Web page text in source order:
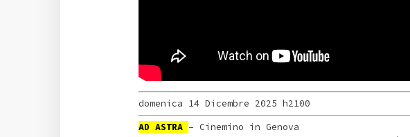
domenica 14 Dicembre 2025 h2100
AD ASTRA – Cinemino in Genova